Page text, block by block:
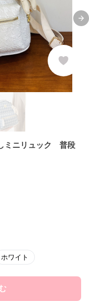
ミニリュック 普段
ホワイト